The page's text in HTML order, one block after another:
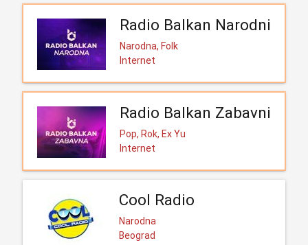
Radio Balkan Narodni
Narodna, Folk
Internet
Radio Balkan Zabavni
Pop, Rok, Ex Yu
Internet
Cool Radio
Narodna
Beograd